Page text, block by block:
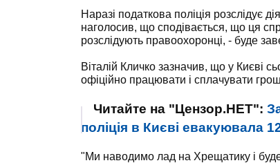
Наразі податкова поліція розслідує
наголосив, що сподівається, що ця
розслідують правоохоронці, - буде
Віталій Кличко зазначив, що у Києві
офіційно працювати і сплачувати
Читайте на "Цензор.НЕТ":
поліція в Києві евакуювала
"Ми наводимо лад на Хрещатику і